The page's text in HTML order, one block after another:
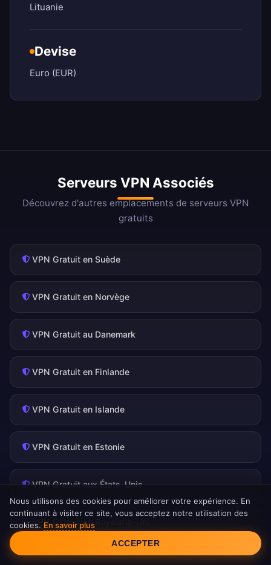
Lituanie
Devise
Euro (EUR)
Serveurs VPN Associés
Découvrez d'autres emplacements de serveurs VPN
gratuits
VPN Gratuit en Suède
VPN Gratuit en Norvège
VPN Gratuit au Danemark
VPN Gratuit en Finlande
VPN Gratuit en Islande
VPN Gratuit en Estonie
VPN Gratuit aux États-Unis
VPN Gratuit au Royaume-Uni
Consentement aux cookies
Nous utilisons des cookies pour améliorer votre expérience. En
continuant à visiter ce site, vous acceptez notre utilisation des
cookies. En savoir plus
ACCEPTER